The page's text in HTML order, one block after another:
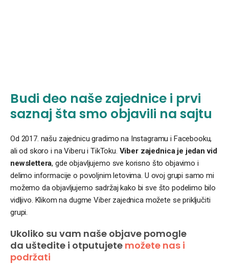
Budi deo naše zajednice i prvi
saznaj šta smo objavili na sajtu
Od 2017. našu zajednicu gradimo na Instagramu i Facebooku,
ali od skoro i na Viberu i TikToku. Viber zajednica je jedan vid
newslettera, gde objavljujemo sve korisno što objavimo i
delimo informacije o povoljnim letovima. U ovoj grupi samo mi
možemo da objavljujemo sadržaj kako bi sve što podelimo bilo
vidljivo. Klikom na dugme Viber zajednica možete se priključiti
grupi.
Ukoliko su vam naše objave pomogle
da uštedite i otputujete možete nas i
podržati